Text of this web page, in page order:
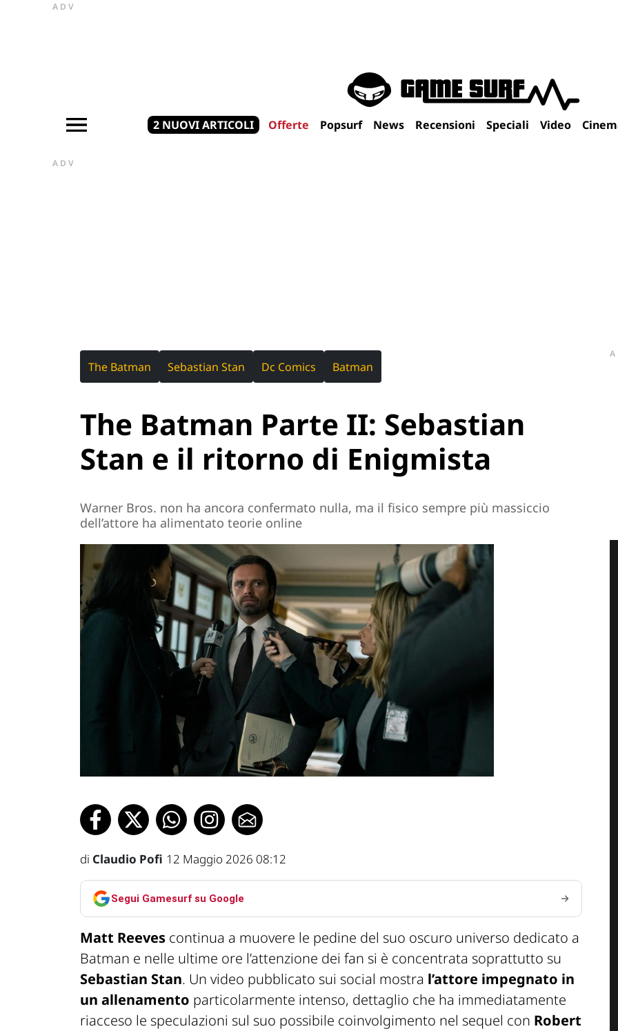
ADV
2 NUOVI ARTICOLI Offerte Popsurf News Recensioni Speciali Video
ADV
The Batman Sebastian Stan Dc Comics Batman
The Batman Parte II: Sebastian
Stan e il ritorno di Enigmista
Warner Bros. non ha ancora confermato nulla, ma il fisico sempre più massiccio
dell’attore ha alimentato teorie online
di Claudio Pofi 12 Maggio 2026 08:12
Segui Gamesurf su Google
Matt Reeves continua a muovere le pedine del suo oscuro universo dedicato a
Batman e nelle ultime ore l’attenzione dei fan si è concentrata soprattutto su
Sebastian Stan. Un video pubblicato sui social mostra l’attore impegnato in
un allenamento particolarmente intenso, dettaglio che ha immediatamente
riacceso le speculazioni sul suo possibile coinvolgimento nel sequel con Robert